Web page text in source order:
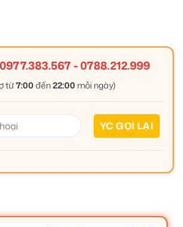
0977.383.567-0788.212.999
từ7:00 đến22:00 mỗi ngày)